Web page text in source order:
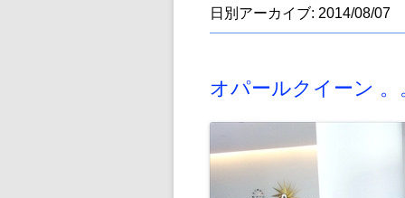
日別アーカイブ: 2014/08/07
オパールクイーン 。